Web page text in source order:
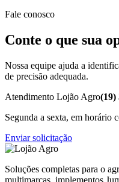
Fale conosco
Conte o que sua
Nossa equipe ajuda a
de precisão adequada.
Atendimento Lojão Agro(19)
Segunda a sexta, em horário
Enviar solicitação
Soluções completas para o
multimarcas, implementos